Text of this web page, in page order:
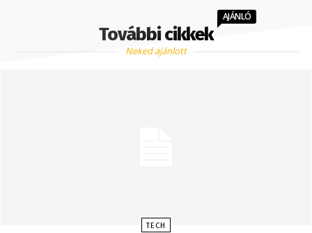
További cikkek
AJÁNLÓ
Neked ajánlott
TECH